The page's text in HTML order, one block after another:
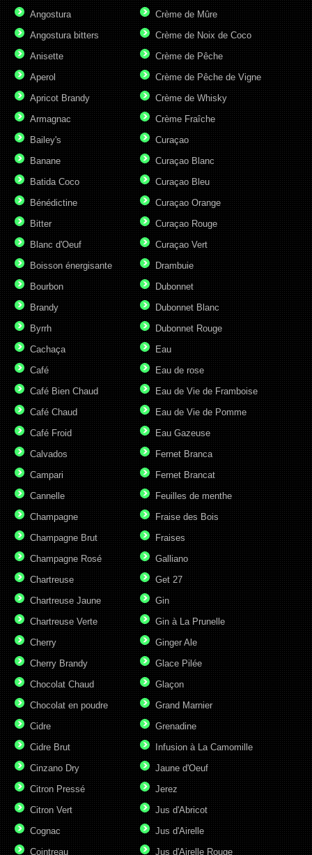
Angostura
Angostura bitters
Anisette
Aperol
Apricot Brandy
Armagnac
Bailey's
Banane
Batida Coco
Bénédictine
Bitter
Blanc d'Oeuf
Boisson énergisante
Bourbon
Brandy
Byrrh
Cachaça
Café
Café Bien Chaud
Café Chaud
Café Froid
Calvados
Campari
Cannelle
Champagne
Champagne Brut
Champagne Rosé
Chartreuse
Chartreuse Jaune
Chartreuse Verte
Cherry
Cherry Brandy
Chocolat Chaud
Chocolat en poudre
Cidre
Cidre Brut
Cinzano Dry
Citron Pressé
Citron Vert
Cognac
Cointreau
Crème de Mûre
Crème de Noix de Coco
Crème de Pêche
Crème de Pêche de Vigne
Crème de Whisky
Crème Fraîche
Curaçao
Curaçao Blanc
Curaçao Bleu
Curaçao Orange
Curaçao Rouge
Curaçao Vert
Drambuie
Dubonnet
Dubonnet Blanc
Dubonnet Rouge
Eau
Eau de rose
Eau de Vie de Framboise
Eau de Vie de Pomme
Eau Gazeuse
Fernet Branca
Fernet Brancat
Feuilles de menthe
Fraise des Bois
Fraises
Galliano
Get 27
Gin
Gin à La Prunelle
Ginger Ale
Glace Pilée
Glaçon
Grand Marnier
Grenadine
Infusion à La Camomille
Jaune d'Oeuf
Jerez
Jus d'Abricot
Jus d'Airelle
Jus d'Airelle Rouge